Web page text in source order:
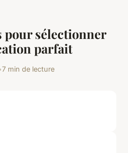
pour sélectionner
parfait
7 min de lecture